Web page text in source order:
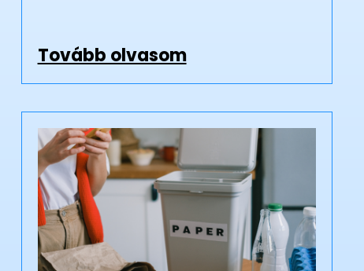
Tovább olvasom